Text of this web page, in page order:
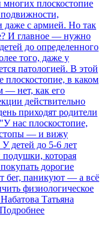
многих плоскостопие
даже с армией. Но так
И главное — нужно
до определенного
того, даже у
патологией. В этой
плоскостопие, в каком
— нет, как его
действительно
приходят родители
нас плоскостопие,
стопы — и вижу
детей до 5-6 лет
подушки, которая
дорогие
бег, паникуют — а всё
физиологическое
Татьяна
Подробнее